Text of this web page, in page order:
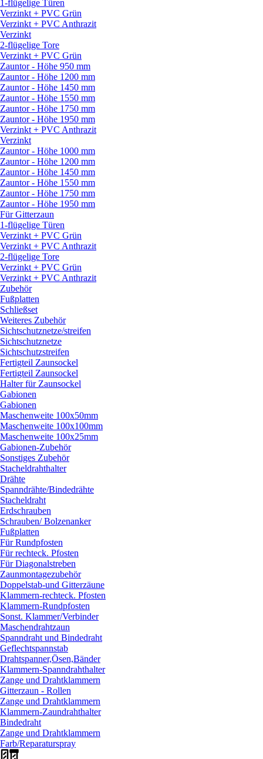
1-flügelige Türen
Verzinkt + PVC Grün
Verzinkt + PVC Anthrazit
Verzinkt
2-flügelige Tore
Verzinkt + PVC Grün
Zauntor - Höhe 950 mm
Zauntor - Höhe 1200 mm
Zauntor - Höhe 1450 mm
Zauntor - Höhe 1550 mm
Zauntor - Höhe 1750 mm
Zauntor - Höhe 1950 mm
Verzinkt + PVC Anthrazit
Verzinkt
Zauntor - Höhe 1000 mm
Zauntor - Höhe 1200 mm
Zauntor - Höhe 1450 mm
Zauntor - Höhe 1550 mm
Zauntor - Höhe 1750 mm
Zauntor - Höhe 1950 mm
Für Gitterzaun
1-flügelige Türen
Verzinkt + PVC Grün
Verzinkt + PVC Anthrazit
2-flügelige Tore
Verzinkt + PVC Grün
Verzinkt + PVC Anthrazit
Zubehör
Fußplatten
Schließset
Weiteres Zubehör
Sichtschutznetze/streifen
Sichtschutznetze
Sichtschutzstreifen
Fertigteil Zaunsockel
Fertigteil Zaunsockel
Halter für Zaunsockel
Gabionen
Gabionen
Maschenweite 100x50mm
Maschenweite 100x100mm
Maschenweite 100x25mm
Gabionen-Zubehör
Sonstiges Zubehör
Stacheldrahthalter
Drähte
Spanndrähte/Bindedrähte
Stacheldraht
Erdschrauben
Schrauben/Bolzenanker
Fußplatten
Für Rundpfosten
Für rechteck. Pfosten
Für Diagonalstreben
Zaunmontagezubehör
Doppelstab-und Gitterzäune
Klammern-rechteck. Pfosten
Klammern-Rundpfosten
Sonst. Klammer/Verbinder
Maschendrahtzaun
Spanndraht und Bindedraht
Geflechtspannstab
Drahtspanner,Ösen,Bänder
Klammern-Spanndrahthalter
Zange und Drahtklammern
Gitterzaun - Rollen
Zange und Drahtklammern
Klammern-Zaundrahthalter
Bindedraht
Zange und Drahtklammern
Farb/Reparaturspray